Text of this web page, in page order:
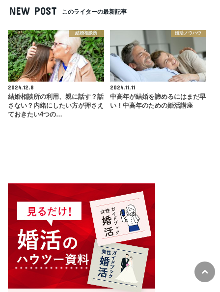
NEW POST このライターの最新記事
結婚相談所
2024.12.8
結婚相談所の利用、親に話す？話
さない？内緒にしたい方が押さえ
ておきたい4つの…
婚活ノウハウ
2024.11.11
中高年が結婚を諦めるにはまだ早
い！中高年のための婚活講座